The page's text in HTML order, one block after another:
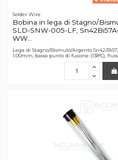
Solder Wire
Bobina in lega di Stagno/
SLD-SNW-005-LF,
WW...
Lega di Stagno/Bismuto/Argento Sn42/
1.00mm, basso punto di fusione (138°C),